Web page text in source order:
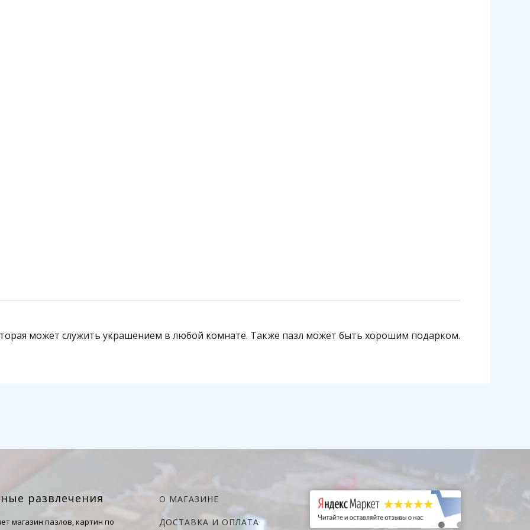
может служить украшением в любой комнате. Также пазл может быть хорошим подарком.
развлечения
магазин пазлов, картин по
О МАГАЗИНЕ
ДОСТАВКА И ОПЛАТА